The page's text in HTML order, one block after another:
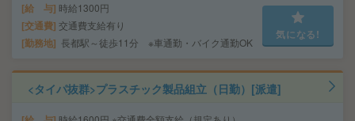
給 与 時給1300円
交通費 交通費支給有り
勤務地 長都駅～徒歩11分 ※車通勤・バイク通勤OK
気になる!
<タイパ抜群>プラスチック製品組立（日勤）[派遣]